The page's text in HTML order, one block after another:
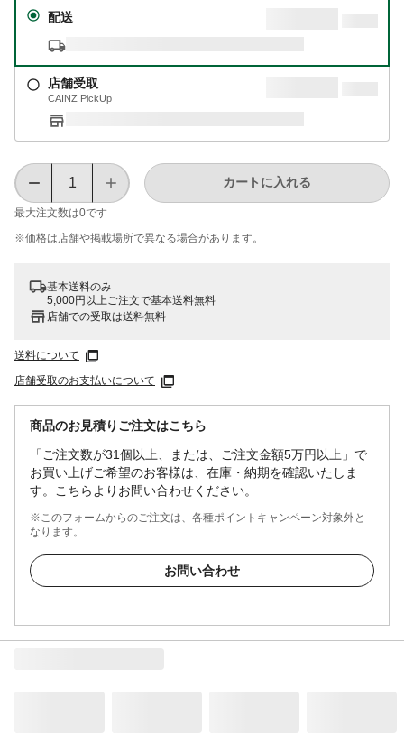
配送
店舗受取
CAINZ PickUp
最大注文数は0です
カートに入れる
※価格は​店舗や​掲載場所で​異なる​場合が​あります。
基本送料のみ
5,000円以上ご注文で基本送料無料
店舗での受取は送料無料
送料について
店舗受取のお支払いについて
商品のお見積りご注文はこちら
「ご注文数が31個以上、または、ご注文金額5万円以上」で
お買い上げご希望のお客様は、在庫・納期を確認いたしま
す。こちらよりお問い合わせください。
※このフォームからのご注文は、各種ポイントキャンペーン対象外と
なります。
お問い合わせ